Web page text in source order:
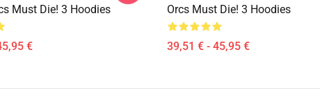
Must Die! 3 Hoodies
€
Orcs Must Die! 3 Hoodies
39,51 € - 45,95 €